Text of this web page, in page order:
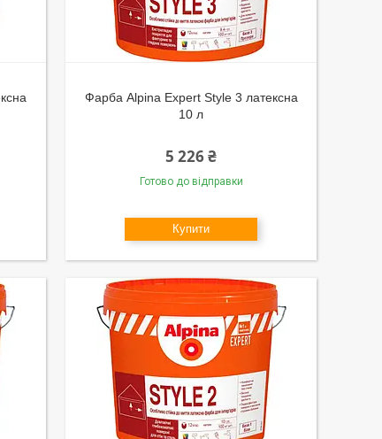
Фарба Alpina Expert Style 3 латексна
10 л
5 226 ₴
Готово до відправки
Купити